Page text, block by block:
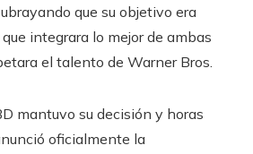
que su objetivo era
integrara lo mejor de ambas
el talento de Warner Bros.
mantuvo su decisión y horas
oficialmente la